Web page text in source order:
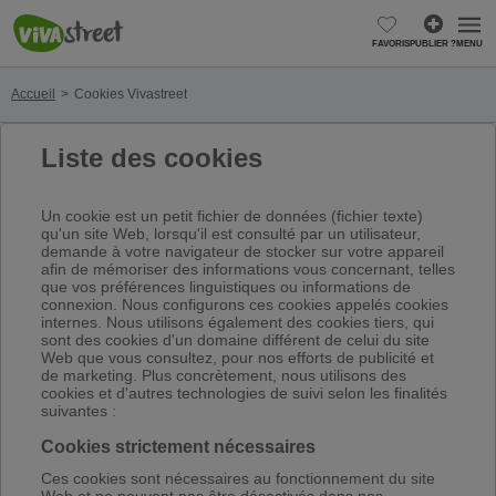
FAVORISPUBLIER ?MENU
Accueil Cookies Vivastreet
Liste des cookies
Un cookie est un petit fichier de données (fichier texte)
qu'un site Web, lorsqu'il est consulté par un utilisateur,
demande à votre navigateur de stocker sur votre appareil
afin de mémoriser des informations vous concernant, telles
que vos préférences linguistiques ou informations de
connexion. Nous configurons ces cookies appelés cookies
internes. Nous utilisons également des cookies tiers, qui
sont des cookies d'un domaine différent de celui du site
Web que vous consultez, pour nos efforts de publicité et
de marketing. Plus concrètement, nous utilisons des
cookies et d'autres technologies de suivi selon les finalités
suivantes :
Cookies strictement nécessaires
Ces cookies sont nécessaires au fonctionnement du site